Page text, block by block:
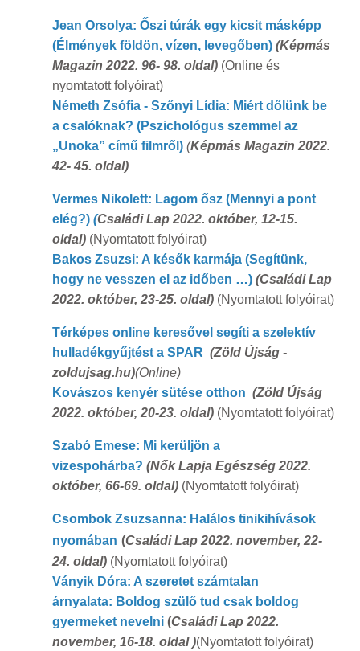
Jean Orsolya: Őszi túrák egy kicsit másképp
(Élmények földön, vízen, levegőben) (Képmás
Magazin 2022. 96- 98. oldal) (Online és
nyomtatott folyóirat)
Németh Zsófia - Szőnyi Lídia: Miért dőlünk be
a csalóknak? (Pszichológus szemmel az
„Unoka” című filmről) (Képmás Magazin 2022.
42- 45. oldal)
Vermes Nikolett: Lagom ősz (Mennyi a pont
elég?) (Családi Lap 2022. október, 12-15.
oldal) (Nyomtatott folyóirat)
Bakos Zsuzsi: A késők karmája (Segítünk,
hogy ne vesszen el az időben …) (Családi Lap
2022. október, 23-25. oldal) (Nyomtatott folyóirat)
Térképes online keresővel segíti a szelektív
hulladékgyűjtést a SPAR (Zöld Újság -
zoldujsag.hu)(Online)
Kovászos kenyér sütése otthon (Zöld Újság
2022. október, 20-23. oldal) (Nyomtatott folyóirat)
Szabó Emese: Mi kerüljön a
vizespohárba? (Nők Lapja Egészség 2022.
október, 66-69. oldal) (Nyomtatott folyóirat)
Csombok Zsuzsanna: Halálos tinikihívások
nyomában (Családi Lap 2022. november, 22-
24. oldal) (Nyomtatott folyóirat)
Ványik Dóra: A szeretet számtalan
árnyalata: Boldog szülő tud csak boldog
gyermeket nevelni (Családi Lap 2022.
november, 16-18. oldal )(Nyomtatott folyóirat)